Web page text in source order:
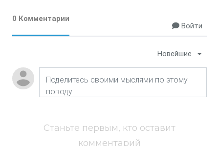
0 Комментарии
Войти
Новейшие
Станьте первым, кто оставит
комментарий